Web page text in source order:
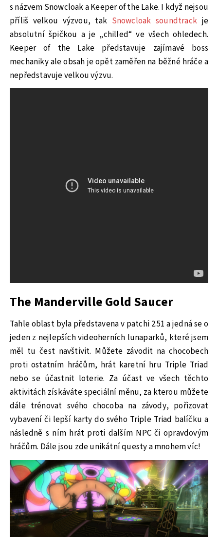
s názvem Snowcloak a Keeper of the Lake. I když nejsou
příliš velkou výzvou, tak Snowcloak soundtrack je
absolutní špičkou a je „chilled“ ve všech ohledech.
Keeper of the Lake představuje zajímavé boss
mechaniky ale obsah je opět zaměřen na běžné hráče a
nepředstavuje velkou výzvu.
The Manderville Gold Saucer
Tahle oblast byla představena v patchi 2.51 a jedná se o
jeden z nejlepších videoherních lunaparků, které jsem
měl tu čest navštivit. Můžete závodit na chocobech
proti ostatním hráčům, hrát karetní hru Triple Triad
nebo se účastnit loterie. Za účast ve všech těchto
aktivitách získáváte speciální měnu, za kterou můžete
dále trénovat svého chocoba na závody, pořizovat
vybavení či lepší karty do svého Triple Triad balíčku a
následně s ním hrát proti dalším NPC či opravdovým
hráčům. Dále jsou zde unikátní questy a mnohem víc!